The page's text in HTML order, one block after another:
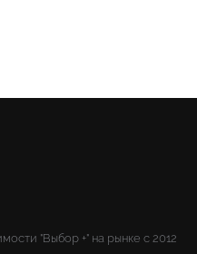
"Выбор +" на рынке с 2012